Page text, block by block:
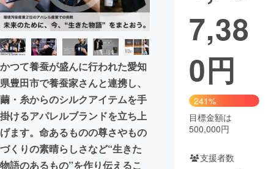
ビジネス・起業 チャレンジ
まちづくり・地域活性化
CAMPFIRE for Social Good
CAMPFIRE Creation
CAMPFIREふるさと納税 machi-ya コミュニティ
かつて養蚕が盛んに行われた愛知
県豊田市で養蚕家さんと連携し、
繭・糸からのシルクアイテムを手
掛けるアパレルブランドを立ち上
げます。命あるものの尊さやもの
づくりの素晴らしさなど“生きた
物語のあるもの”を作り伝えるこ
7,38
0円
241%
目標金額は
500,000円
支援者数